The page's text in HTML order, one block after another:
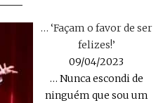
… ‘Façam o favor de ser
felizes!’
09/04/2023
… Nunca escondi de
ninguém que sou um